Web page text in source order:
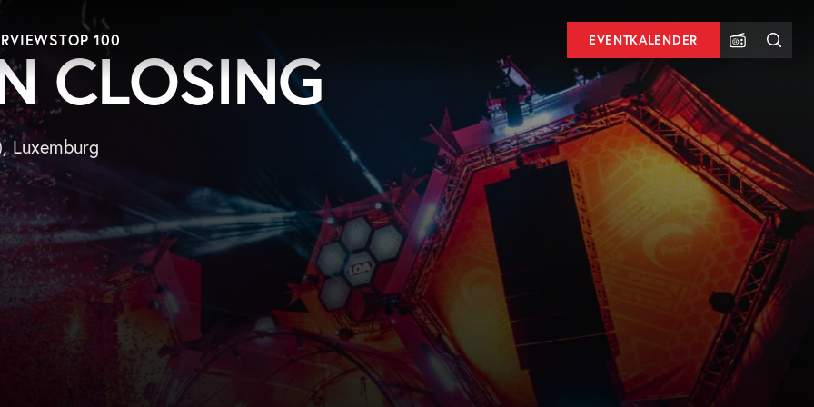
TOP 100 EVENTKALENDER
CLOSING
Luxemburg